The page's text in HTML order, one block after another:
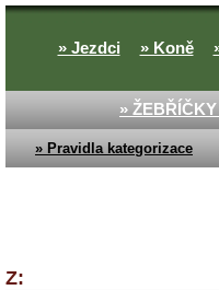
» Jezdci » Koně
» ŽEBŘÍČKY
» Pravidla kategorizace
Z: